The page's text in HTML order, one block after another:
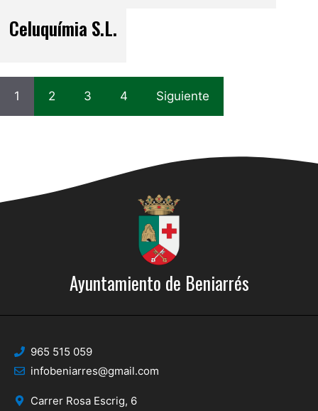
Celuquímia S.L.
1 2 3 4 Siguiente
Ayuntamiento de Beniarrés
965 515 059
infobeniarres@gmail.com
Carrer Rosa Escrig, 6